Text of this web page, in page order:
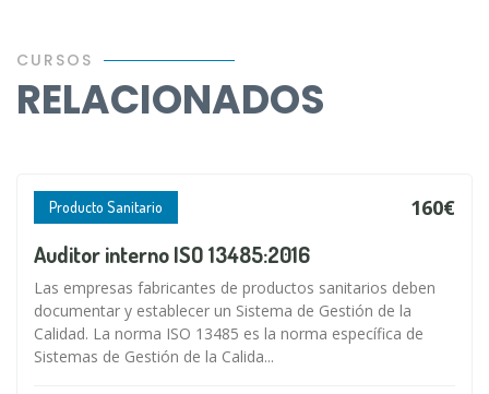
CURSOS
RELACIONADOS
Producto Sanitario 160€
Auditor interno ISO 13485:2016
Las empresas fabricantes de productos sanitarios deben
documentar y establecer un Sistema de Gestión de la
Calidad. La norma ISO 13485 es la norma específica de
Sistemas de Gestión de la Calida...